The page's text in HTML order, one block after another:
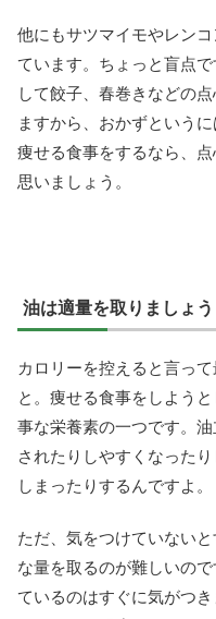
他にもサツマイモやレン
ています。ちょっと盲点
して餃子、春巻きなどの
ますから、おかずという
痩せる食事をするなら、
思いましょう。
油は適量を取りましょう
カロリーを控えると言っ
と。痩せる食事をしよう
事な栄養素の一つです。
されたりしやすくなった
しまったりするんですよ。
ただ、気をつけていない
な量を取るのが難しいの
ているのはすぐに気がつ